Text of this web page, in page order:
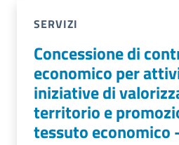
SERVIZI
Concessione di
economico per
iniziative di
territorio e
tessuto economico